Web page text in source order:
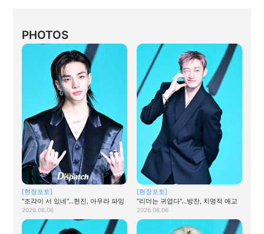
PHOTOS
[현장포토]
"조각이 서 있네"…현진, 아우라 파밍
2026.08.06
[현장포토]
"리더는 귀엽다"…방찬, 치명적 애교
2026.08.06